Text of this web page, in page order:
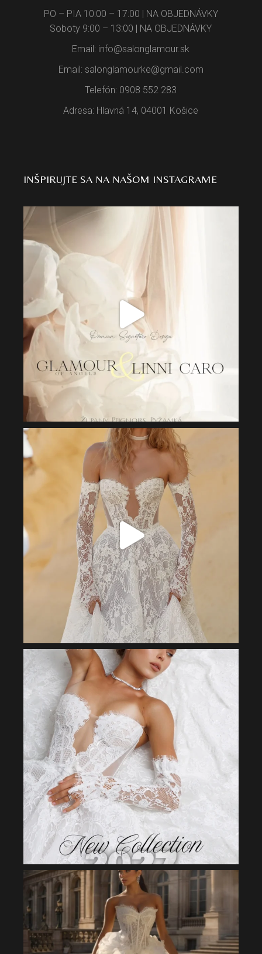
PO – PIA 10:00 – 17:00 | NA OBJEDNÁVKY
Soboty 9:00 – 13:00 | NA OBJEDNÁVKY
Email: info@salonglamour.sk
Email: salonglamourke@gmail.com
Telefón: 0908 552 283
Adresa: Hlavná 14, 04001 Košice
INŠPIRUJTE SA NA NAŠOM INSTAGRAME